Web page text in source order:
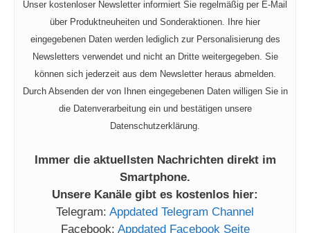
Unser kostenloser Newsletter informiert Sie regelmäßig per E-Mail
über Produktneuheiten und Sonderaktionen. Ihre hier
eingegebenen Daten werden lediglich zur Personalisierung des
Newsletters verwendet und nicht an Dritte weitergegeben. Sie
können sich jederzeit aus dem Newsletter heraus abmelden.
Durch Absenden der von Ihnen eingegebenen Daten willigen Sie in
die Datenverarbeitung ein und bestätigen unsere
Datenschutzerklärung.
Immer die aktuellsten Nachrichten direkt im
Smartphone.
Unsere Kanäle gibt es kostenlos hier:
Telegram: Appdated Telegram Channel
Facebook: Appdated Facebook Seite